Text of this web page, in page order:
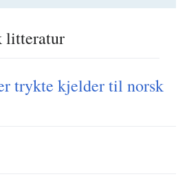
litteratur
trykte kjelder til norsk